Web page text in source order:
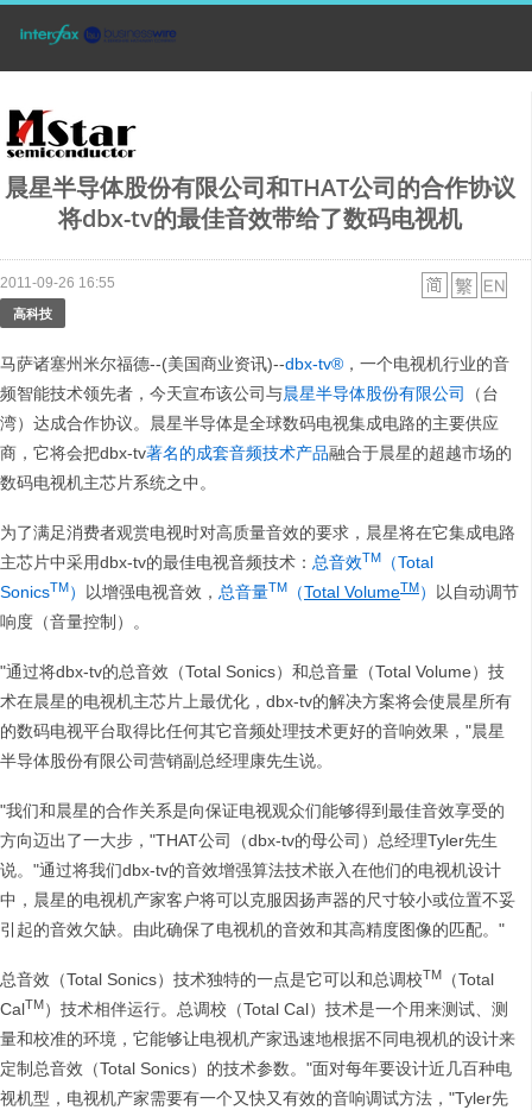
晨星半导体股份有限公司和THAT公司的合作协议
将dbx-tv的最佳音效带给了数码电视机
2011-09-26 16:55
高科技
马萨诸塞州米尔福德--(美国商业资讯)--dbx-tv® ，一个电视机行业的音
频智能技术领先者，今天宣布该公司与晨星半导体股份有限公司
（台
湾）达成合作协议。晨星半导体是全球数码电视集成电路的主要供应
商，它将会把dbx-tv著名的成套音频技术产品融合于晨星的超越市场的
数码电视机主芯片系统之中。
为了满足消费者观赏电视时对高质量音效的要求，晨星将在它集成电路
主芯片中采用dbx-tv的最佳电视音频技术： 总音效TM
（Total
SonicsTM） 以增强电视音效， 总音量TM （Total VolumeTM）
以自动调节
响度（音量控制）。
"通过将dbx-tv的总音效（Total Sonics）和总音量（Total Volume）技
术在晨星的电视机主芯片上最优化，dbx-tv的解决方案将会使晨星所有
的数码电视平台取得比任何其它音频处理技术更好的音响效果，"晨星
半导体股份有限公司营销副总经理康先生说。
"我们和晨星的合作关系是向保证电视观众们能够得到最佳音效享受的
方向迈出了一大步，"THAT公司（dbx-tv的母公司）总经理Tyler先生
说。"通过将我们dbx-tv的音效增强算法技术嵌入在他们的电视机设计
中，晨星的电视机产家客户将可以克服因扬声器的尺寸较小或位置不妥
引起的音效欠缺。由此确保了电视机的音效和其高精度图像的匹配。"
总音效（Total Sonics）技术独特的一点是它可以和总调校TM
（Total
CalTM）技术相伴运行。总调校（Total Cal）技术是一个用来测试、测
量和校准的环境，它能够让电视机产家迅速地根据不同电视机的设计来
定制总音效（Total Sonics）的技术参数。"面对每年要设计近几百种电
视机型，电视机产家需要有一个又快又有效的音响调试方法，"Tyler先